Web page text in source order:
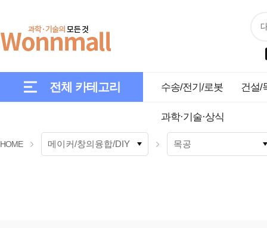
전체 카테고리 수송/전기/로봇 건설/
과학·기술·상식
HOME